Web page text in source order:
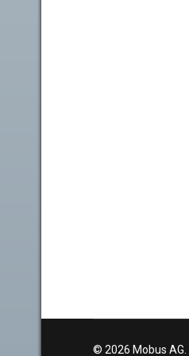
© 2026 Mobus AG.